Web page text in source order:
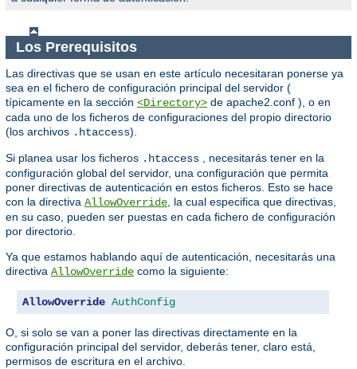
Los Prerequisitos
Las directivas que se usan en este artículo necesitaran ponerse ya
sea en el fichero de configuración principal del servidor (
típicamente en la sección <Directory> de apache2.conf ), o en
cada uno de los ficheros de configuraciones del propio directorio
(los archivos .htaccess).
Si planea usar los ficheros .htaccess , necesitarás tener en la
configuración global del servidor, una configuración que permita
poner directivas de autenticación en estos ficheros. Esto se hace
con la directiva AllowOverride , la cual especifica que directivas,
en su caso, pueden ser puestas en cada fichero de configuración
por directorio.
Ya que estamos hablando aquí de autenticación, necesitarás una
directiva AllowOverride como la siguiente:
AllowOverride AuthConfig
O, si solo se van a poner las directivas directamente en la
configuración principal del servidor, deberás tener, claro está,
permisos de escritura en el archivo.